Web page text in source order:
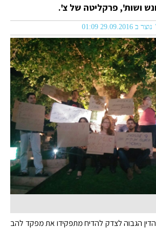
ושות', פרקליטה של צ'.
נוצר ב 29.09.2016 01:09
הגבוה לצדק להדיח מתפקידו את מפקד להב